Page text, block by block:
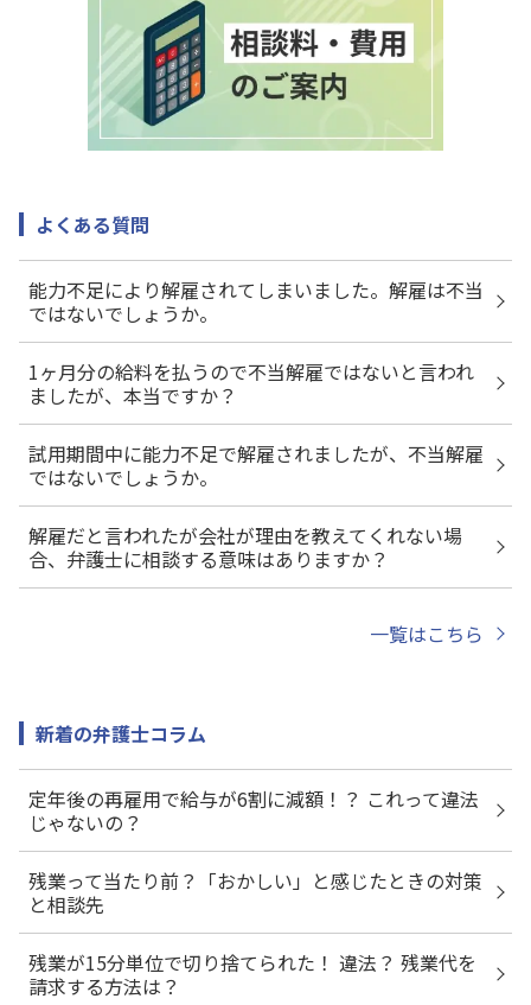
よくある質問
能力不足により解雇されてしまいました。解雇は不当
ではないでしょうか。
1ヶ月分の給料を払うので不当解雇ではないと言われ
ましたが、本当ですか？
試用期間中に能力不足で解雇されましたが、不当解雇
ではないでしょうか。
解雇だと言われたが会社が理由を教えてくれない場
合、弁護士に相談する意味はありますか？
一覧はこちら
新着の弁護士コラム
定年後の再雇用で給与が6割に減額！？ これって違法
じゃないの？
残業って当たり前？「おかしい」と感じたときの対策
と相談先
残業が15分単位で切り捨てられた！ 違法？ 残業代を
請求する方法は？